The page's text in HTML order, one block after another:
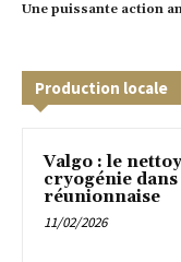
Une puissante action
Production locale
Valgo : le
cryogénie
réunionnaise
11/02/2026